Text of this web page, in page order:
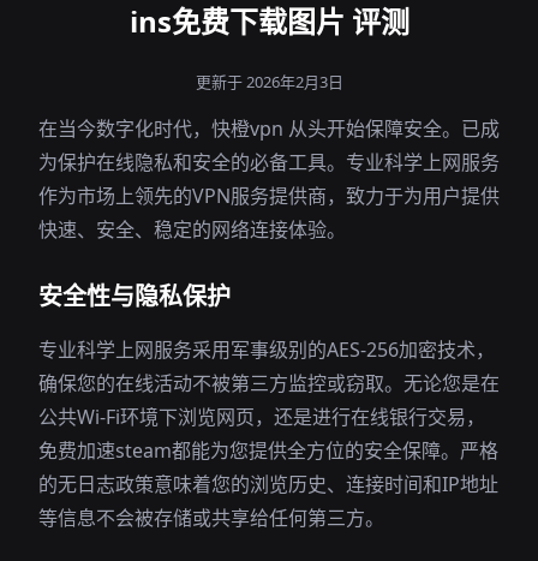
ins免费下载图片 评测
更新于 2026年2月3日
在当今数字化时代，快橙vpn 从头开始保障安全。已成
为保护在线隐私和安全的必备工具。专业科学上网服务
作为市场上领先的VPN服务提供商，致力于为用户提供
快速、安全、稳定的网络连接体验。
安全性与隐私保护
专业科学上网服务采用军事级别的AES-256加密技术，
确保您的在线活动不被第三方监控或窃取。无论您是在
公共Wi-Fi环境下浏览网页，还是进行在线银行交易，
免费加速steam都能为您提供全方位的安全保障。严格
的无日志政策意味着您的浏览历史、连接时间和IP地址
等信息不会被存储或共享给任何第三方。